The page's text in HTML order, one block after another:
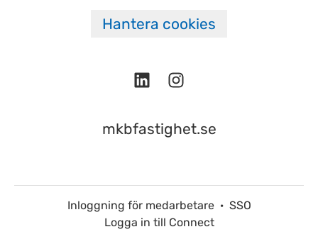
Hantera cookies
mkbfastighet.se
Inloggning för medarbetare · SSO
Logga in till Connect